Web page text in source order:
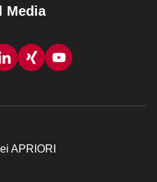
Media
APRIORI